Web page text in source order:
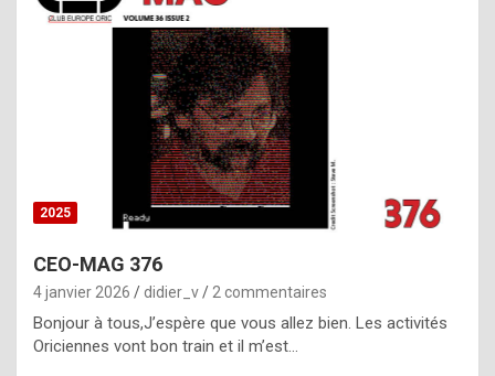
h
i
s
t
o
r
p
e
c
2025
CEO-MAG 376
4 janvier 2026 didier_v 2 commentaires
Bonjour à tous,J’espère que vous allez bien. Les activités
Oriciennes vont bon train et il m’est…